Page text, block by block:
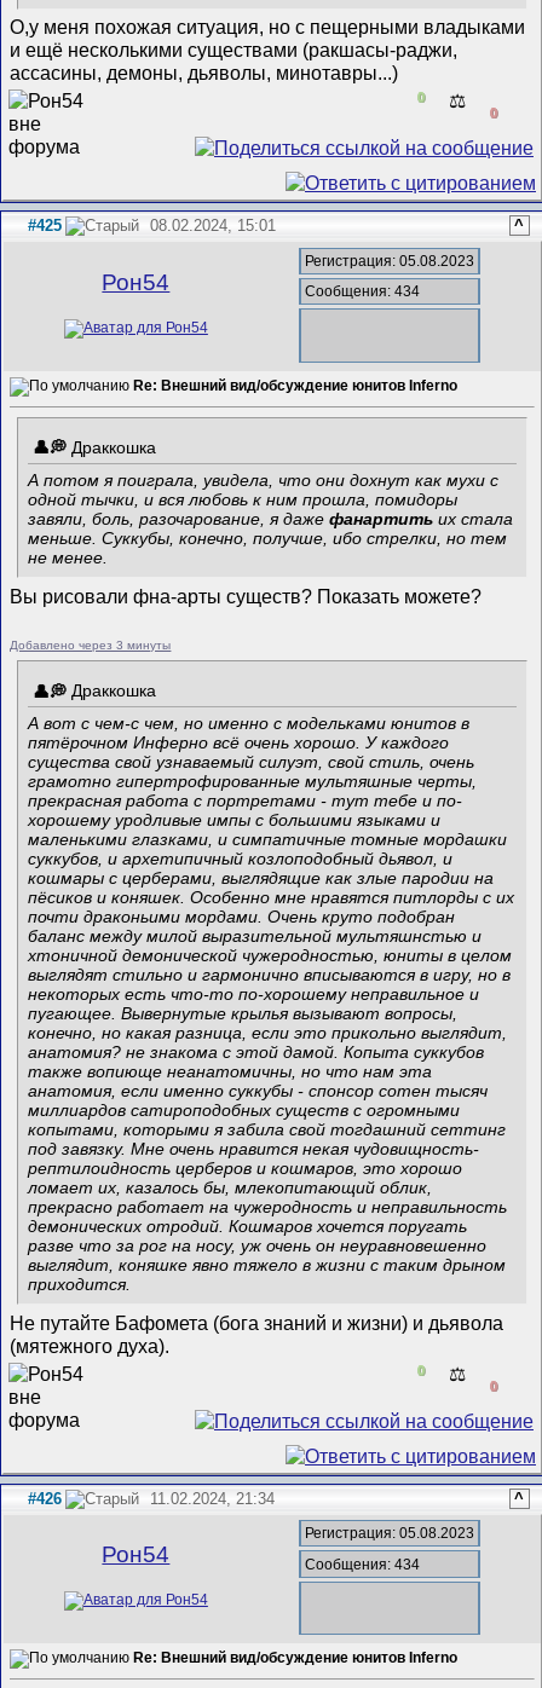
О,у меня похожая ситуация, но с пещерными владыками
и ещё несколькими существами (ракшасы-раджи,
ассасины, демоны, дьяволы, минотавры...)
0 ⚖️
0
#425 08.02.2024, 15:01 ^
Рон54
Регистрация: 05.08.2023
Сообщения: 434
Re: Внешний вид/обсуждение юнитов Inferno
Драккошка
А потом я поиграла, увидела, что они дохнут как мухи с
одной тычки, и вся любовь к ним прошла, помидоры
завяли, боль, разочарование, я дажефанартить их стала
меньше. Суккубы, конечно, получше, ибо стрелки, но тем
не менее.
Вы рисовали фна-арты существ? Показать можете?
Добавлено через 3 минуты
Драккошка
А вот с чем-с чем, но именно с модельками юнитов в
пятёрочном Инферно всё очень хорошо. У каждого
существа свой узнаваемый силуэт, свой стиль, очень
грамотно гипертрофированные мультяшные черты,
прекрасная работа с портретами - тут тебе и по-
хорошему уродливые импы с большими языками и
маленькими глазками, и симпатичные томные мордашки
суккубов, и архетипичный козлоподобный дьявол, и
кошмары с церберами, выглядящие как злые пародии на
пёсиков и коняшек. Особенно мне нравятся питлорды с их
почти драконьими мордами. Очень круто подобран
баланс между милой выразительной мультяшнстью и
хтоничной демонической чужеродностью, юниты в целом
выглядят стильно и гармонично вписываются в игру, но в
некоторых есть что-то по-хорошему неправильное и
пугающее. Вывернутые крылья вызывают вопросы,
конечно, но какая разница, если это прикольно выглядит,
анатомия? не знакома с этой дамой. Копыта суккубов
также вопиюще неанатомичны, но что нам эта
анатомия, если именно суккубы - спонсор сотен тысяч
миллиардов сатироподобных существ с огромными
копытами, которыми я забила свой тогдашний сеттинг
под завязку. Мне очень нравится некая чудовищность-
рептилоидность церберов и кошмаров, это хорошо
ломает их, казалось бы, млекопитающий облик,
прекрасно работает на чужеродность и неправильность
демонических отродий. Кошмаров хочется поругать
разве что за рог на носу, уж очень он неуравновешенно
выглядит, коняшке явно тяжело в жизни с таким дрыном
приходится.
Не путайте Бафомета (бога знаний и жизни) и дьявола
(мятежного духа).
0 ⚖️
0
#426 11.02.2024, 21:34 ^
Рон54
Регистрация: 05.08.2023
Сообщения: 434
Re: Внешний вид/обсуждение юнитов Inferno